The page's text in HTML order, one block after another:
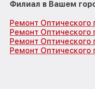
Филиал в Вашем
Ремонт Оптического
Ремонт Оптического
Ремонт Оптического
Ремонт Оптического